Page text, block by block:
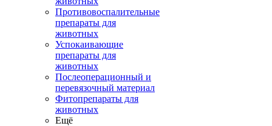
Противовоспалительные
препараты для
животных
Успокаивающие
препараты для
животных
Послеоперационный и
перевязочный материал
Фитопрепараты для
животных
Ещё